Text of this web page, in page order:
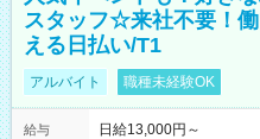
スタッフ☆来社不要！
える日払い/T1
アルバイト 職種未経験OK
給与
日給13,000円～